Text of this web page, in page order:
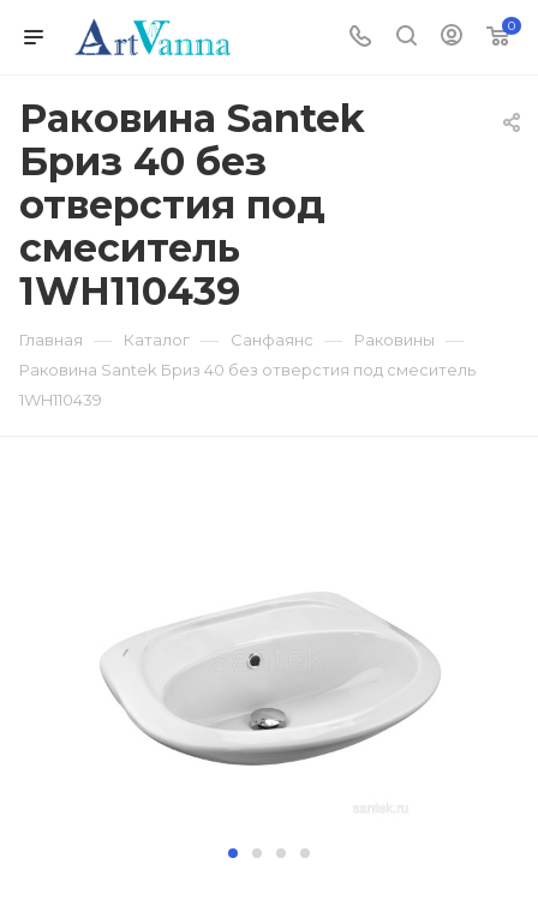
0
Раковина Santek
Бриз 40 без
отверстия под
смеситель
1WH110439
Главная — Каталог — Санфаянс — Раковины —
Раковина Santek Бриз 40 без отверстия под смеситель
1WH110439